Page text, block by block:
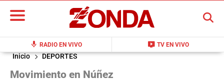
mic RADIO EN VIVO live_tv TV EN VIVO
BUSCAR
Inicio DEPORTES
Movimiento en Núñez